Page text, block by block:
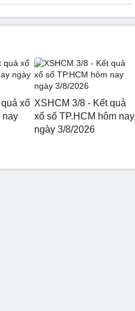
xổ
nay
XSHCM 3/8 - Kết quả
xổ số TP.HCM hôm nay
ngày 3/8/2026